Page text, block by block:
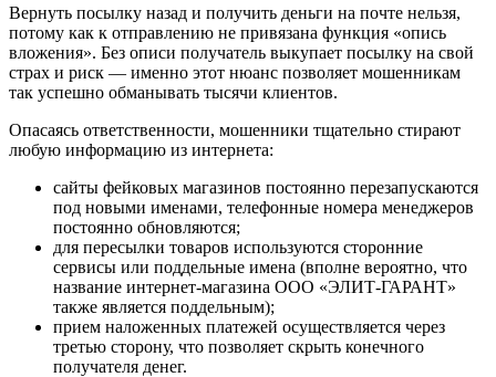
Вернуть посылку назад и получить деньги на почте нельзя,
потому как к отправлению не привязана функция «опись
вложения». Без описи получатель выкупает посылку на свой
страх и риск — именно этот нюанс позволяет мошенникам
так успешно обманывать тысячи клиентов.
Опасаясь ответственности, мошенники тщательно стирают
любую информацию из интернета:
сайты фейковых магазинов постоянно перезапускаются
под новыми именами, телефонные номера менеджеров
постоянно обновляются;
для пересылки товаров используются сторонние
сервисы или поддельные имена (вполне вероятно, что
название интернет-магазина ООО «ЭЛИТ-ГАРАНТ»
также является поддельным);
прием наложенных платежей осуществляется через
третью сторону, что позволяет скрыть конечного
получателя денег.